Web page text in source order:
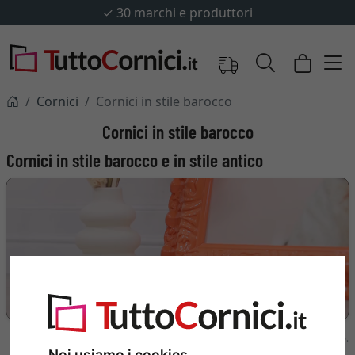
✓ 30 marchi e produttori
Cornici Cornici in stile barocco
Cornici in stile barocco
Cornici in stile barocco e in stile antico
Cornici con profili decorati con ornamenti in oro e argento.
Una panoramica di tutte le cornici mostrate nel video si trova in fondo al testo.